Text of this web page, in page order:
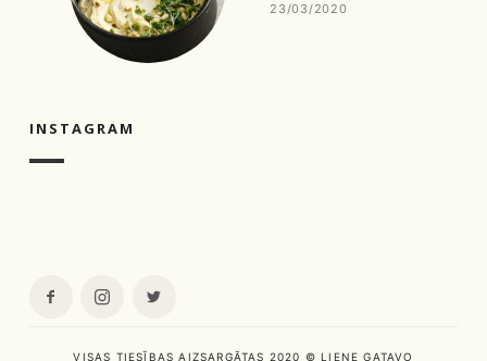
23/03/2020
INSTAGRAM
VISAS TIESĪBAS AIZSARGĀTAS 2020 © LIENE GATAVO